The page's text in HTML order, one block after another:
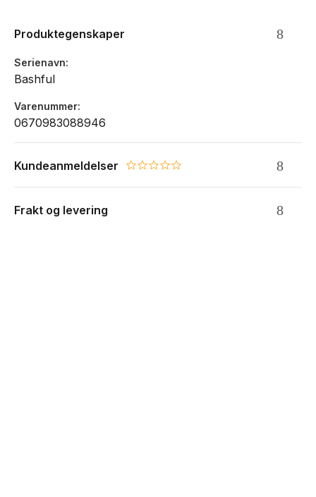
Produktegenskaper
Serienavn
Bashful
Varenummer
0670983088946
Kundeanmeldelser 0.0 star rating
Frakt og levering